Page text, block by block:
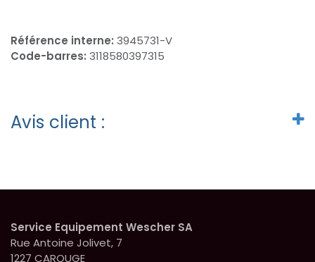
Référence interne: 3945731-V
Code-barres: 3118580397315
Avis client :
Service Equipement Wescher SA
Rue Antoine Jolivet, 7
1227 CAROUGE